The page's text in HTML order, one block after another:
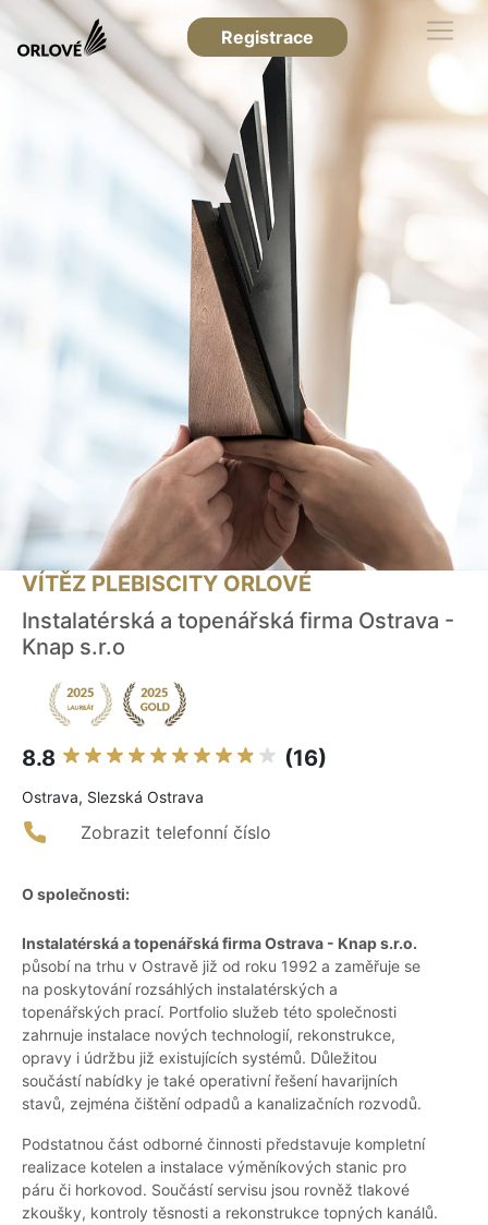
Registrace
VÍTĚZ PLEBISCITY ORLOVÉ
Instalatérská a topenářská firma Ostrava -
Knap s.r.o
8.8 (16)
Ostrava, Slezská Ostrava
Zobrazit telefonní číslo
O společnosti:
Instalatérská a topenářská firma Ostrava - Knap s.r.o.
působí na trhu v Ostravě již od roku 1992 a zaměřuje se
na poskytování rozsáhlých instalatérských a
topenářských prací. Portfolio služeb této společnosti
zahrnuje instalace nových technologií, rekonstrukce,
opravy i údržbu již existujících systémů. Důležitou
součástí nabídky je také operativní řešení havarijních
stavů, zejména čištění odpadů a kanalizačních rozvodů.
Podstatnou část odborné činnosti představuje kompletní
realizace kotelen a instalace výměníkových stanic pro
páru či horkovod. Součástí servisu jsou rovněž tlakové
zkoušky, kontroly těsnosti a rekonstrukce topných kanálů.